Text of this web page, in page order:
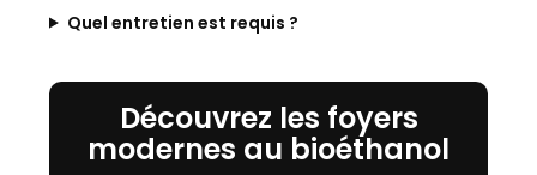
Quel entretien est requis ?
Découvrez les foyers
modernes au bioéthanol